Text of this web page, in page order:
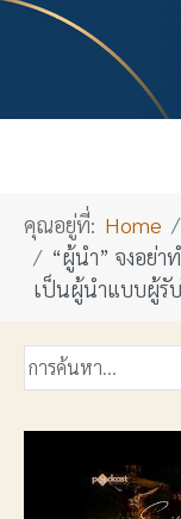
คุณอยู่ที่: Home
“ผู้นำ” จงอย่า
เป็นผู้นำแบบผู้รับ